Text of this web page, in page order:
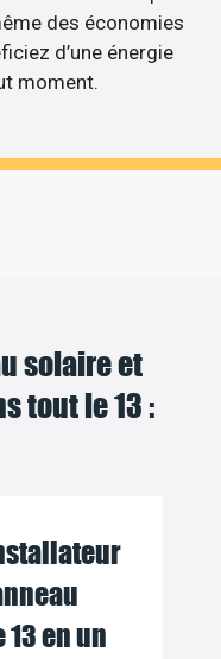
des économies
d’une énergie
moment.
solaire et
tout le 13 :
en un